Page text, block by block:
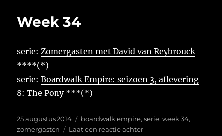
Week 34
serie:Zomergasten met David van Reybrouck
****(*)
serie:Boardwalk Empire: seizoen 3, aflevering
8: The Pony***(*)
Geplaatst
op
25 augustus 2014 Tags
boardwalk empire,serie,week 34,
zomergasten
Laat een reactie achterop